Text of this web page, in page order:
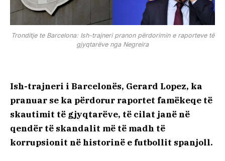
Tronditje te Barcelona: Ish-trajneri pranon përdorimin e raporteve të
gjyqtarëve nga Negreira
Ish-trajneri i Barcelonës, Gerard Lopez, ka
pranuar se ka përdorur raportet famëkeqe të
skautimit të gjyqtarëve, të cilat janë në
qendër të skandalit më të madh të
korrupsionit në historinë e futbollit spanjoll.